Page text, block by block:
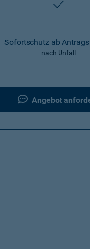
Sofortschutz ab
nach Unfall
Angebot